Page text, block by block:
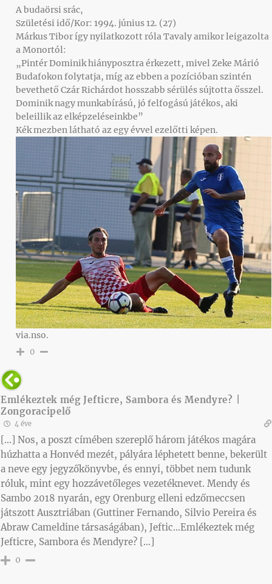
A budaörsi srác,
Születési idő/Kor: 1994. június 12. (27)
Márkus Tibor így nyilatkozott róla Tavaly amikor leigazolta
a Monortól:
„Pintér Dominik hiányposztra érkezett, mivel Zeke Márió
Budafokon folytatja, míg az ebben a pozícióban szintén
bevethető Czár Richárdot hosszabb sérülés sújtotta ősszel.
Dominik nagy munkabírású, jó felfogású játékos, aki
beleillik az elképzeléseinkbe”
Kék mezben látható az egy évvel ezelőtti képen.
via.nso.
0
Emlékeztek még Jefticre, Sambora és Mendyre? |
Zongoracipelő
4 éve
[…] Nos, a poszt címében szereplő három játékos magára
húzhatta a Honvéd mezét, pályára léphetett benne, bekerült
a neve egy jegyzőkönyvbe, és ennyi, többet nem tudunk
róluk, mint egy hozzávetőleges vezetéknevet. Mendy és
Sambo 2018 nyarán, egy Orenburg elleni edzőmeccsen
játszott Ausztriában (Guttiner Fernando, Silvio Pereira és
Abraw Cameldine társaságában), Jeftic…Emlékeztek még
Jefticre, Sambora és Mendyre? […]
0